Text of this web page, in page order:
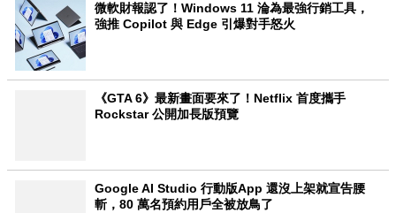
微軟財報認了！Windows 11 淪為最強行銷工具，
強推 Copilot 與 Edge 引爆對手怒火
《GTA 6》最新畫面要來了！Netflix 首度攜手
Rockstar 公開加長版預覽
Google AI Studio 行動版App 還沒上架就宣告腰
斬，80 萬名預約用戶全被放鳥了